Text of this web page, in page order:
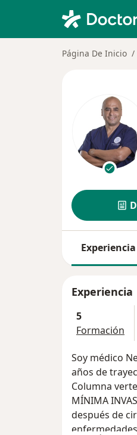
Página De Inicio
Experiencia
Experiencia
5
Formación
Soy médico
años de
Columna
MÍNIMA
después de